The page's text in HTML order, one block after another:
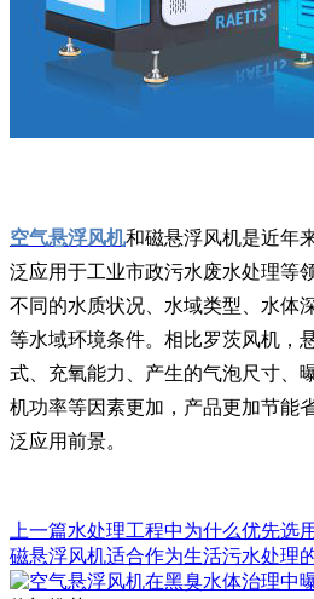
空气悬浮风机和磁悬浮风机是近年
泛应用于工业市政污水废水处理等
不同的水质状况、水域类型、水体
等水域环境条件。相比罗茨风机，
式、充氧能力、产生的气泡尺寸、
机功率等因素更加，产品更加节能
泛应用前景。
上一篇水处理工程中为什么优先选
磁悬浮风机适合作为生活污水处理